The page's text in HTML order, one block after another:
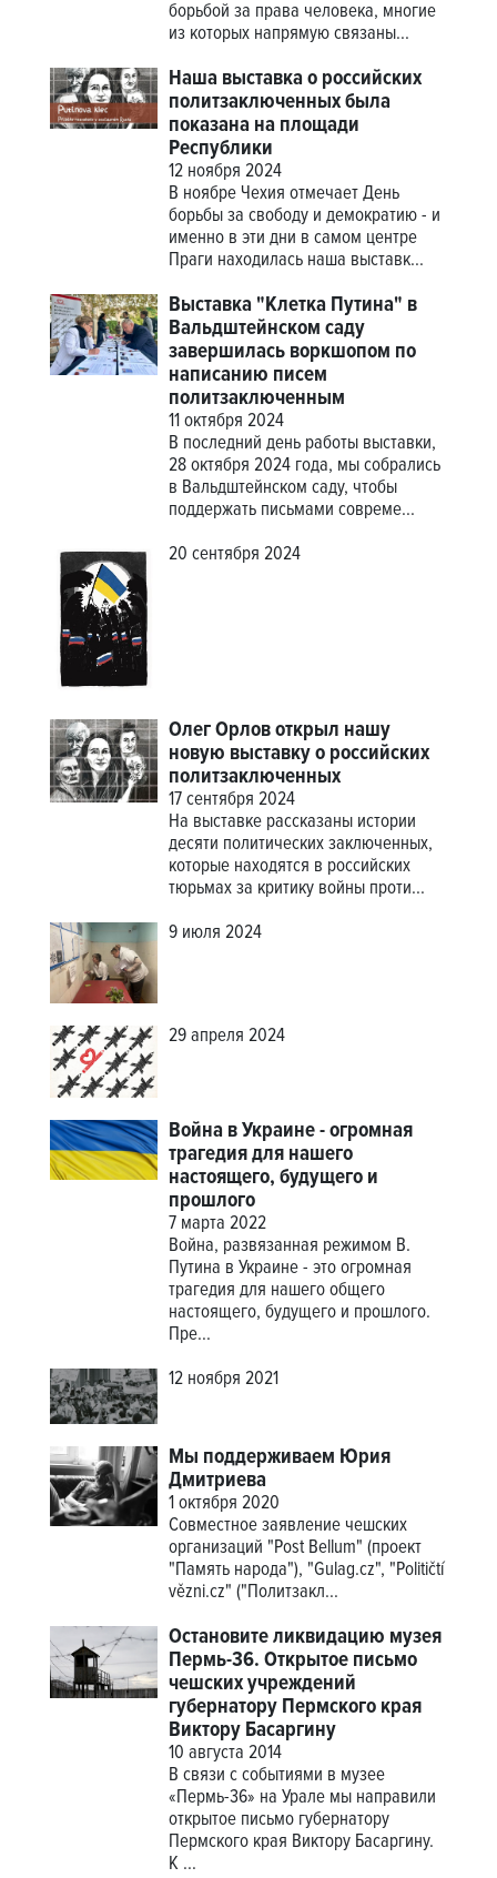
борьбой за права человека, многие
из которых напрямую связаны...
Наша выставка о российских
политзаключенных была
показана на площади
Республики
12 ноября 2024
В ноябре Чехия отмечает День
борьбы за свободу и демократию - и
именно в эти дни в самом центре
Праги находилась наша выставк...
Выставка "Клетка Путина" в
Вальдштейнском саду
завершилась воркшопом по
написанию писем
политзаключенным
11 октября 2024
В последний день работы выставки,
28 октября 2024 года, мы собрались
в Вальдштейнском саду, чтобы
поддержать письмами совреме...
20 сентября 2024
Олег Орлов открыл нашу
новую выставку о российских
политзаключенных
17 сентября 2024
На выставке рассказаны истории
десяти политических заключенных,
которые находятся в российских
тюрьмах за критику войны проти...
9 июля 2024
29 апреля 2024
Война в Украине - огромная
трагедия для нашего
настоящего, будущего и
прошлого
7 марта 2022
Война, развязанная режимом В.
Путина в Украине - это огромная
трагедия для нашего общего
настоящего, будущего и прошлого.
Пре...
12 ноября 2021
Мы поддерживаем Юрия
Дмитриева
1 октября 2020
Совместное заявление чешских
организаций "Post Bellum" (проект
"Память народа"), "Gulag.cz", "Političtí
vězni.cz" ("Политзакл...
Остановите ликвидацию музея
Пермь-36. Открытое письмо
чешских учреждений
губернатору Пермского края
Виктору Басаргину
10 августа 2014
В связи с событиями в музее
«Пермь-36» на Урале мы направили
открытое письмо губернатору
Пермского края Виктору Басаргину.
К ...